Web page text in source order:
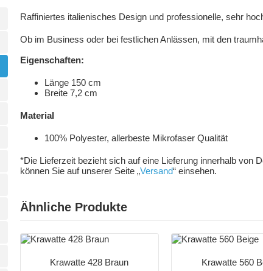
Raffiniertes italienisches Design und professionelle, sehr
Ob im Business oder bei festlichen Anlässen, mit den
Eigenschaften:
Länge 150 cm
Breite 7,2 cm
Material
100% Polyester, allerbeste Mikrofaser Qualität
*Die Lieferzeit bezieht sich auf eine Lieferung innerhalb von
können Sie auf unserer Seite „Versand“ einsehen.
Ähnliche Produkte
Krawatte 428 Braun Krawatte 560